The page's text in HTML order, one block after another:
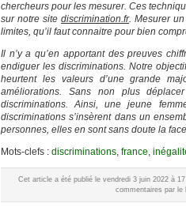
chercheurs pour les mesurer. Ces
sur notre site discrimination.fr. Mesurer
limites, qu’il faut connaitre pour bien
Il n’y a qu’en apportant des preuves
endiguer les discriminations. Notre
heurtent les valeurs d’une grande
améliorations. Sans non plus
discriminations. Ainsi, une jeune
discriminations s’insèrent dans un
personnes, elles en sont sans doute la
Mots-clefs : discriminations, france,
Cet article a été publié le vendredi 3 juin 2022 à
commentaires par le